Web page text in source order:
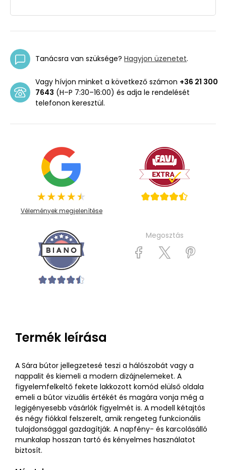
Tanácsra van szüksége? Hagyjon üzenetet.
Vagy hívjon minket a következő számon +36 21 300
7643 (H–P 7:30–16:00) és adja le rendelését
telefonon keresztül.
Vélemények megjelenítése
Megosztás
Termék leírása
A Sára bútor jellegzetesé teszi a hálószobát vagy a
nappalit és kiemeli a modern dizájnelemeket. A
figyelemfelkeltő fekete lakkozott komód elülső oldala
emeli a bútor vizuális értékét és magára vonja még a
legigényesebb vásárlók figyelmét is. A modell kétajtós
és négy fiókkal felszerelt, amik rengeteg funkcionális
tulajdonsággal gazdagítják. A napfény- és karcolásálló
munkalap hosszan tartó és kényelmes használatot
biztosít.